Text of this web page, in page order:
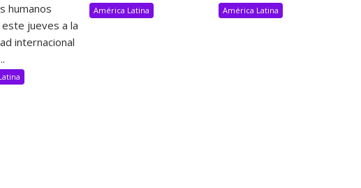
humanos
jueves a la
internacional
América Latina América Latina